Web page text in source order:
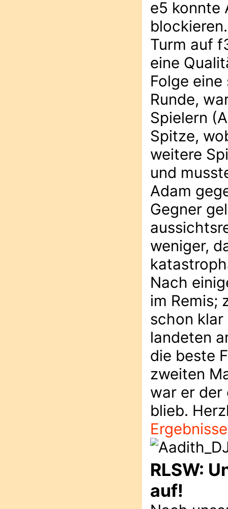
e5 konnte
Turm auf
eine
Folge
Runde,
Spielern
Spitze,
weitere
und
Adam
Gegner
weniger,
Nach
im Remis;
schon
landeten
die beste
zweiten
war er der
blieb.
Ergebnisse
RLSW:
auf!